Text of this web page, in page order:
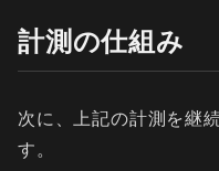
計測の仕組み
次に、上記の計測を継
す。